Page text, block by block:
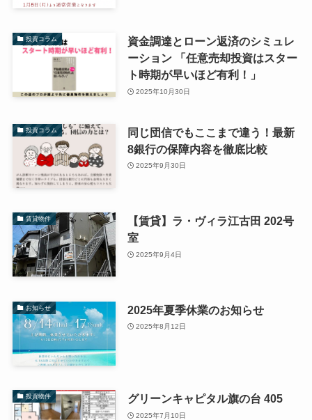
投資コラム
資金調達とローン返済のシミュレ
ーション 「任意売却投資はスター
ト時期が早いほど有利！」
2025年10月30日
投資コラム
同じ団信でもここまで違う！最新
8銀行の保障内容を徹底比較
2025年9月30日
賃貸物件
【賃貸】ラ・ヴィラ江古田 202号
室
2025年9月4日
お知らせ 2025年夏季休業のお知らせ
2025年8月12日
投資物件 グリーンキャピタル旗の台 405
2025年7月10日